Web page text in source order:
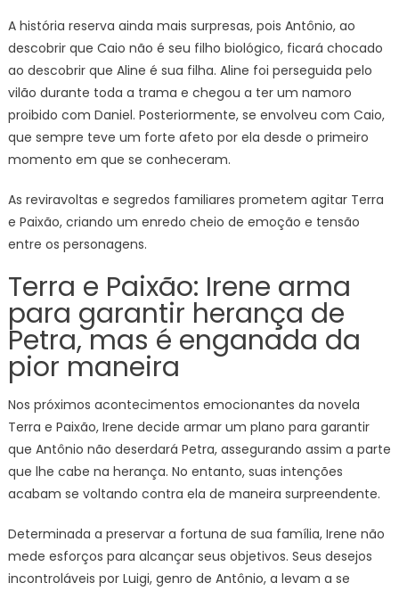
A história reserva ainda mais surpresas, pois Antônio, ao
descobrir que Caio não é seu filho biológico, ficará chocado
ao descobrir que Aline é sua filha. Aline foi perseguida pelo
vilão durante toda a trama e chegou a ter um namoro
proibido com Daniel. Posteriormente, se envolveu com Caio,
que sempre teve um forte afeto por ela desde o primeiro
momento em que se conheceram.
As reviravoltas e segredos familiares prometem agitar Terra
e Paixão, criando um enredo cheio de emoção e tensão
entre os personagens.
Terra e Paixão: Irene arma
para garantir herança de
Petra, mas é enganada da
pior maneira
Nos próximos acontecimentos emocionantes da novela
Terra e Paixão, Irene decide armar um plano para garantir
que Antônio não deserdará Petra, assegurando assim a parte
que lhe cabe na herança. No entanto, suas intenções
acabam se voltando contra ela de maneira surpreendente.
Determinada a preservar a fortuna de sua família, Irene não
mede esforços para alcançar seus objetivos. Seus desejos
incontroláveis por Luigi, genro de Antônio, a levam a se